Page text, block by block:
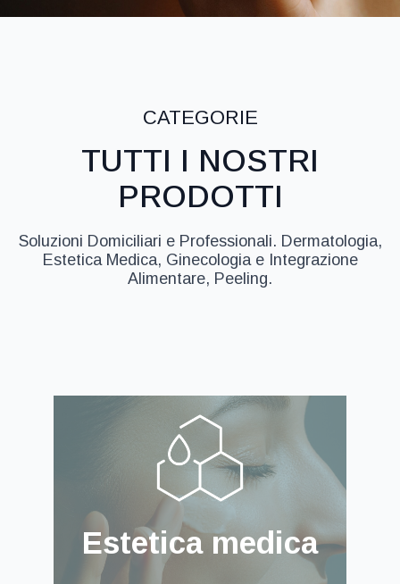
CATEGORIE
TUTTI I NOSTRI
PRODOTTI
Soluzioni Domiciliari e Professionali. Dermatologia,
Estetica Medica, Ginecologia e Integrazione
Alimentare, Peeling.
Estetica medica